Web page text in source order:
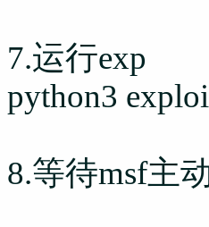
7.运行exp
python3
8.等待msf主